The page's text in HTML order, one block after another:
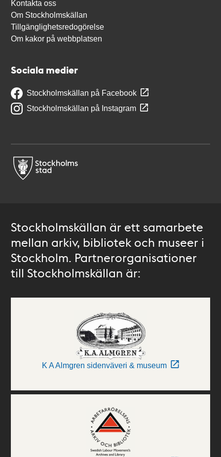
Kontakta oss
Om Stockholmskällan
Tillgänglighetsredogörelse
Om kakor på webbplatsen
Sociala medier
Stockholmskällan på Facebook
Stockholmskällan på Instagram
Stockholmskällan är ett samarbete
mellan arkiv, bibliotek och museer i
Stockholm. Partnerorganisationer
till Stockholmskällan är:
K A Almgren sidenväveri & museum